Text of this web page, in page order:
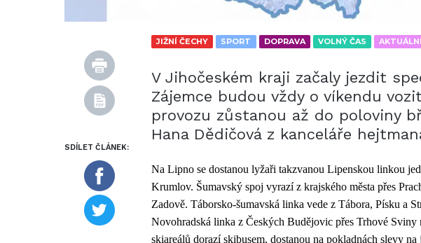
SDÍLET ČLÁNEK:
JIŽNÍ ČECHY SPORT DOPRAVA VOLNÝ ČAS
V Jihočeském kraji začaly jezdit
Zájemce budou vždy o víkendu
provozu zůstanou až do poloviny
Hana Dědičová z kanceláře
Na Lipno se dostanou lyžaři takzvanou Lipenskou linkou
Krumlov. Šumavský spoj vyrazí z krajského města přes
Zadově. Táborsko-šumavská linka vede z Tábora, Písku a
Novohradská linka z Českých Budějovic přes Trhové
skiareálů dorazí skibusem, dostanou na pokladnách slevy na